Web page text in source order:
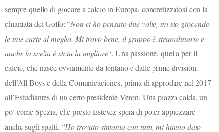
sempre quello di giocare a calcio in Europa, concretizzatosi con la
chiamata del Golfo: “Non ci ho pensato due volte, mi sto giocando
le mie carte al meglio. Mi trovo bene, il gruppo è straordinario e
anche la scelta è stata la migliore“. Una passione, quella per il
calcio, che nasce ovviamente da lontano e dalle prime divisioni
dell’All Boys e della Comunicaciones, prima di approdare nel 2017
all’Estudiantes di un certo presidente Veron. Una piazza calda, un
po’ come Spezia, che presto Estevez spera di poter apprezzare
anche sugli spalti. “Ho trovato sintonia con tutti, mi hanno dato